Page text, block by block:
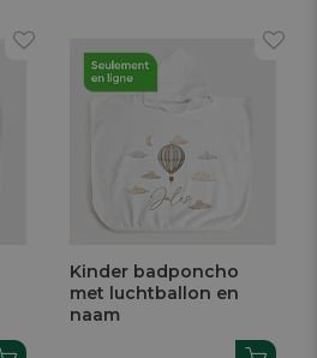
Kinder badponcho
met luchtballon en
naam